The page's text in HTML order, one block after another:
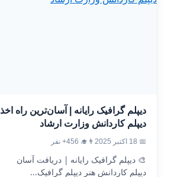
دیپلم گرافیک رایانه | آسان‌ترین راه اخذ
دیپلم کاردانش وزارت ارشاد
📅 18 اکتبر 2025 👨‍🎓 456+ نفر
🎨 دیپلم گرافیک رایانه | دریافت آسان
دیپلم کاردانش هنر دیپلم گرافیک...